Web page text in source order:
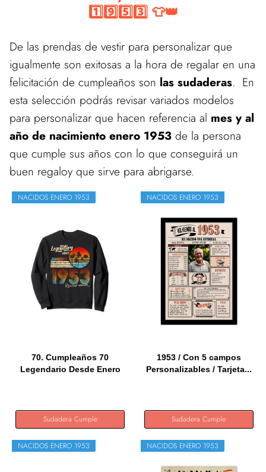
1️⃣9️⃣5️⃣3️⃣ 👕👑
De las prendas de vestir para personalizar que
igualmente son exitosas a la hora de regalar en una
felicitación de cumpleaños son las sudaderas. En
esta selección podrás revisar variados modelos
para personalizar que hacen referencia al mes y al
año de nacimiento enero 1953 de la persona
que cumple sus años con lo que conseguirá un
buen regaloy que sirve para abrigarse.
NACIDOS ENERO 1953
70. Cumpleaños 70
Legendario Desde Enero
Sudadera Cumple
NACIDOS ENERO 1953
1953 / Con 5 campos
Personalizables / Tarjeta...
Sudadera Cumple
NACIDOS ENERO 1953 NACIDOS ENERO 1953